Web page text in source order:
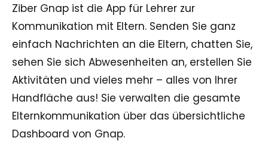
Ziber Gnap ist die App für Lehrer zur
Kommunikation mit Eltern. Senden Sie ganz
einfach Nachrichten an die Eltern, chatten Sie,
sehen Sie sich Abwesenheiten an, erstellen Sie
Aktivitäten und vieles mehr – alles von Ihrer
Handfläche aus! Sie verwalten die gesamte
Elternkommunikation über das übersichtliche
Dashboard von Gnap.